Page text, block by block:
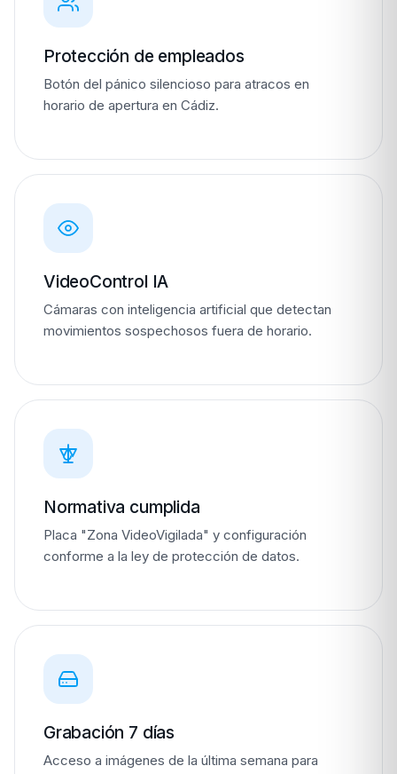
Protección de empleados
Botón del pánico silencioso para atracos en
horario de apertura en Cádiz.
VideoControl IA
Cámaras con inteligencia artificial que detectan
movimientos sospechosos fuera de horario.
Normativa cumplida
Placa "Zona VideoVigilada" y configuración
conforme a la ley de protección de datos.
Grabación 7 días
Acceso a imágenes de la última semana para